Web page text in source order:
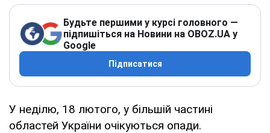
Будьте першими у курсі головного —
підпишіться на Новини на OBOZ.UA у
Google
Підписатися
У неділю, 18 лютого, у більшій частині
областей України очікуються опади.